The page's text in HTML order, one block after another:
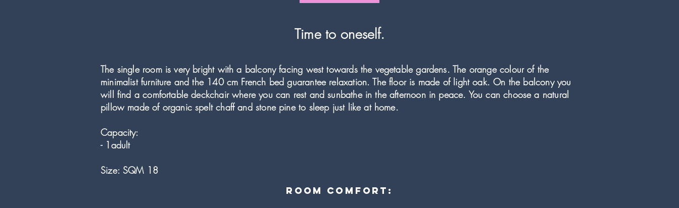
Time to oneself.
The single room is very bright with a balcony facing west towards the vegetable gardens. The orange colour of the
minimalist furniture and the 140 cm French bed guarantee relaxation. The floor is made of light oak. On the balcony you
will find a comfortable deckchair where you can rest and sunbathe in the afternoon in peace. You can choose a natural
pillow made of organic spelt chaff and stone pine to sleep just like at home.
Capacity:
- 1adult
Size: SQM 18
room comfort: